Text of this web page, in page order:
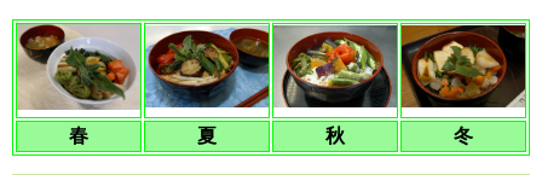
春 夏 秋 冬